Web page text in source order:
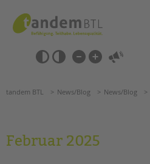
springen
Barrierefrei-
Einstellungen
überspringen
überspringen
tandem BTL News/Blog News/Blog
Februar 2025